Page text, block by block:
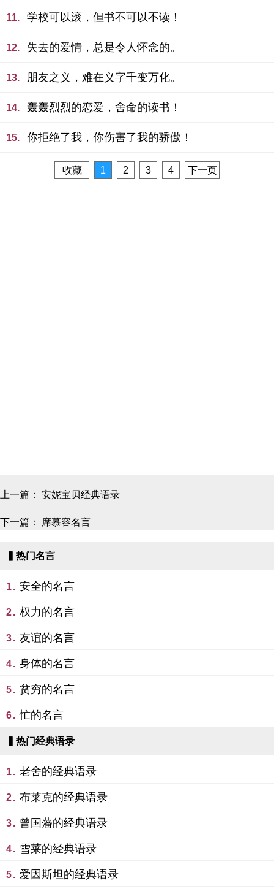
11. 学校可以滚，但书不可以不读！
12. 失去的爱情，总是令人怀念的。
13. 朋友之义，难在义字千变万化。
14. 轰轰烈烈的恋爱，舍命的读书！
15. 你拒绝了我，你伤害了我的骄傲！
收藏 1 2 3 4 下一页
上一篇： 安妮宝贝经典语录
下一篇： 席慕容名言
▍热门名言
1. 安全的名言
2. 权力的名言
3. 友谊的名言
4. 身体的名言
5. 贫穷的名言
6. 忙的名言
▍热门经典语录
1. 老舍的经典语录
2. 布莱克的经典语录
3. 曾国藩的经典语录
4. 雪莱的经典语录
5. 爱因斯坦的经典语录